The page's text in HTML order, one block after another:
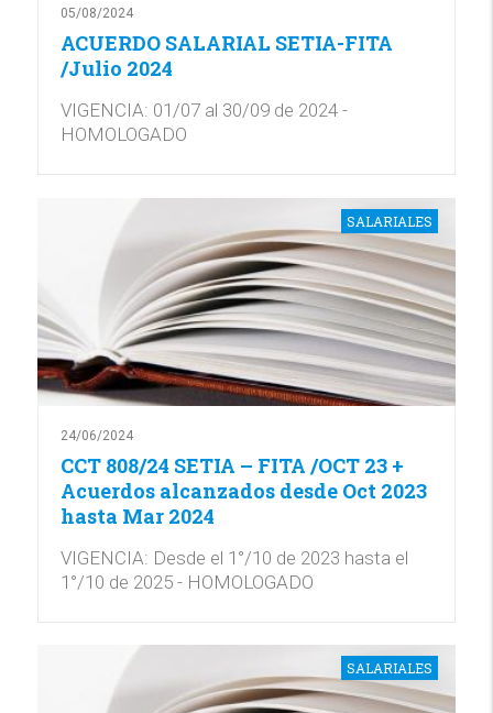
05/08/2024
ACUERDO SALARIAL SETIA-FITA
/Julio 2024
VIGENCIA: 01/07 al 30/09 de 2024 -
HOMOLOGADO
SALARIALES
24/06/2024
CCT 808/24 SETIA – FITA /OCT 23 +
Acuerdos alcanzados desde Oct 2023
hasta Mar 2024
VIGENCIA: Desde el 1°/10 de 2023 hasta el
1°/10 de 2025 - HOMOLOGADO
SALARIALES